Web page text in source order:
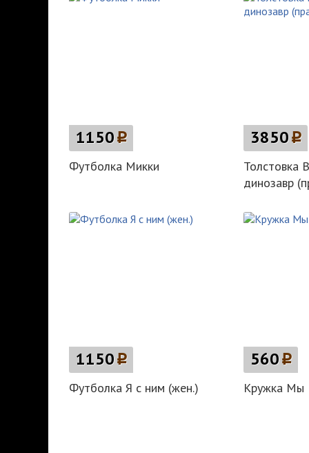
1150p
Футболка Микки
3850p
Толстовка
динозавр
1150p
Футболка Я с ним (жен.)
560p
Кружка Мы